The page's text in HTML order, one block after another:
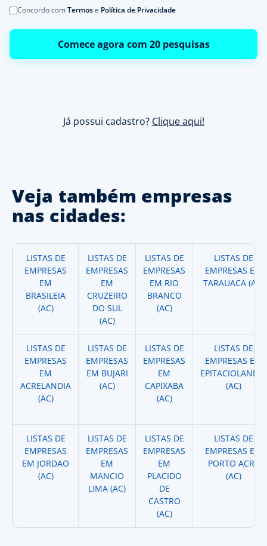
Concordo comTermose Política de Privacidade
Comece agora com 20 pesquisas
Já possui cadastro? Clique aqui!
Veja também empresas
nas cidades:
LISTAS DE
EMPRESAS
EM
BRASILEIA
(AC)
LISTAS DE
EMPRESAS
EM
CRUZEIRO
DO SUL
(AC)
LISTAS DE
EMPRESAS
EM RIO
BRANCO
(AC)
LISTAS DE
EMPRESAS EM
TARAUACA (AC)
LISTAS DE
EMPRESAS
EM
ACRELANDIA
(AC)
LISTAS DE
EMPRESAS
EM BUJARI
(AC)
LISTAS DE
EMPRESAS
EM
CAPIXABA
(AC)
LISTAS DE
EMPRESAS EM
EPITACIOLANDIA
(AC)
LISTAS DE
EMPRESAS
EM JORDAO
(AC)
LISTAS DE
EMPRESAS
EM
MANCIO
LIMA (AC)
LISTAS DE
EMPRESAS
EM
PLACIDO
DE
CASTRO
(AC)
LISTAS DE
EMPRESAS EM
PORTO ACRE
(AC)